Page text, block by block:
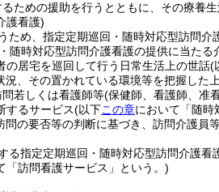
ための援助を行うとともに、その療養
護看護)
ため、指定定期巡回・随時対応型訪問介
随時対応型訪問介護看護の提供に当た
の居宅を巡回して行う日常生活上の世話(
況、その置かれている環境等を把握し
若しくは看護師等(保健師、看護師、准
するサービス(以下この章において「随時
問の要否等の判断に基づき、訪問介護員
る指定定期巡回・随時対応型訪問介護
「訪問看護サービス」という。)